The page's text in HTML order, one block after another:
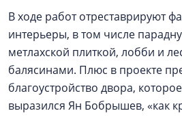
В ходе работ отреставрируют
интерьеры, в том числе
метлахской плиткой, лобби и
балясинами. Плюс в проекте
благоустройство двора,
выразился Ян Бобрышев, «как